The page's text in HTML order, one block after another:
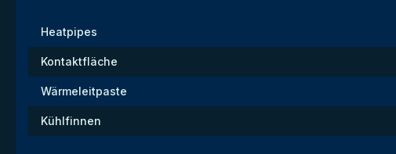
Heatpipes
Kontaktfläche
Wärmeleitpaste
Kühlfinnen